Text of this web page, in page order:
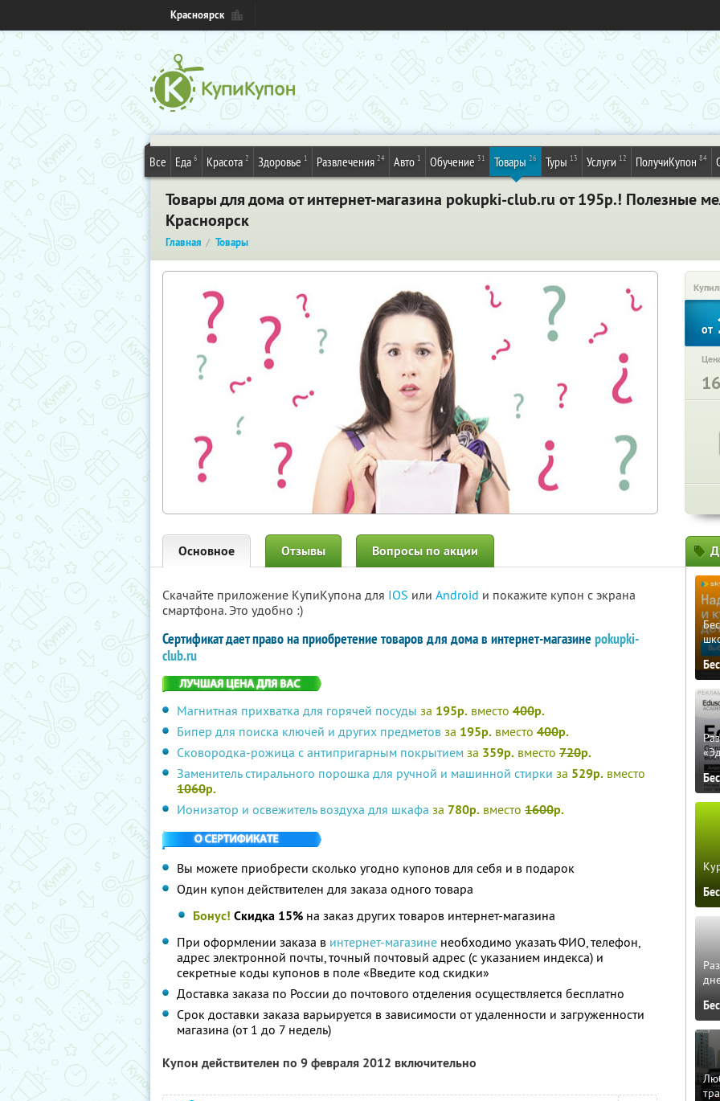
Красноярск
Все Еда 6 Красота 2 Здоровье 1 Развлечения 24 Авто 1 Обучение 31 Товары 26 Туры 13 Услуги 12 ПолучиКупон 84
Товары для дома от интернет-магазина pokupki-club.ru от 195р.! Полезные
Красноярск
Главная Товары
от
Основное Отзывы Вопросы по акции
Скачайте приложение КупиКупона для IOS или Android и покажите купон с экрана
смартфона. Это удобно :)
Сертификат дает право на приобретение товаров для дома в интернет-магазине pokupki-
club.ru
Магнитная прихватка для горячей посуды за 195р. вместо 400р.
Бипер для поиска ключей и других предметов за 195р. вместо 400р.
Сковородка-рожица с антипригарным покрытием за 359р. вместо 720р.
Заменитель стирального порошка для ручной и машинной стирки за 529р. вместо
1060р.
Ионизатор и освежитель воздуха для шкафа за 780р. вместо 1600р.
Вы можете приобрести сколько угодно купонов для себя и в подарок
Один купон действителен для заказа одного товара
Бонус! Скидка 15% на заказ других товаров интернет-магазина
При оформлении заказа в интернет-магазине необходимо указать ФИО, телефон,
адрес электронной почты, точный почтовый адрес (с указанием индекса) и
секретные коды купонов в поле «Введите код скидки»
Доставка заказа по России до почтового отделения осуществляется бесплатно
Срок доставки заказа варьируется в зависимости от удаленности и загруженности
магазина (от 1 до 7 недель)
Купон действителен по 9 февраля 2012 включительно